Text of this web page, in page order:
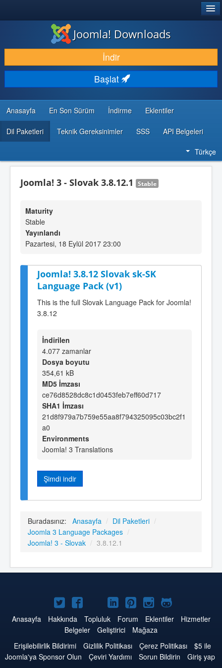
İNDIR & GENIŞLET
KEŞFET & ÖĞREN
TOPLULUK & DESTEK
GELIŞTIRICI KAYNAKLARI
Joomla! Downloads
İndir
Başlat
Anasayfa En Son Sürüm İndirme Eklentiler
Dil Paketleri Teknik Gereksinimler SSS API Belgeleri
Türkçe
Joomla! 3 - Slovak 3.8.12.1 Stable
Maturity
Stable
Yayınlandı
Pazartesi, 18 Eylül 2017 23:00
Joomla! 3.8.12 Slovak sk-SK
Language Pack (v1)
This is the full Slovak Language Pack for Joomla!
3.8.12
İndirilen
4.077 zamanlar
Dosya boyutu
354,61 kB
MD5 İmzası
ce76d8528dc8c1d0453feb7eff60d717
SHA1 İmzası
21d8f979a7b759e55aa8f794325095c03bc2f1
a0
Environments
Joomla! 3 Translations
Şimdi indir
Buradasınız: Anasayfa / Dil Paketleri /
Joomla 3 Language Packages /
Joomla! 3 - Slovak / 3.8.12.1
Twitter'da
Joomla
Facebook'da
Joomla
YouTube'da
Joomla
LinkedIn'de
Joomla
Pinterest'de
Joomla
Instagram'da
Joomla
GitHub'da
Joomla
Anasayfa Hakkında Topluluk Forum Eklentiler
Hizmetler
Belgeler
Geliştirici
Mağaza
Erişilebilirlik Bildirimi
Gizlilik Politikası Çerez Politikası
$5 ile
Joomla'ya Sponsor Olun
Çeviri Yardımı Sorun Bildirin
Giriş yap